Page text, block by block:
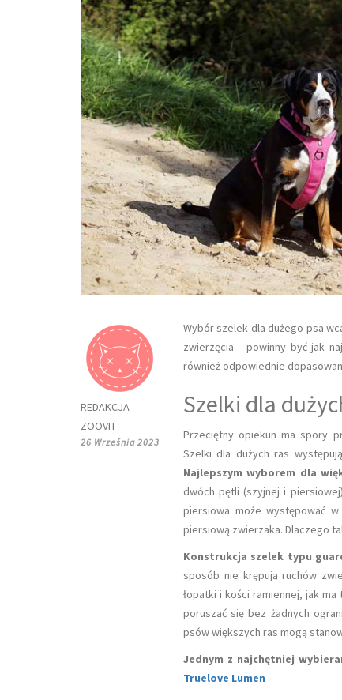
REDAKCJA
ZOOVIT
26 Września 2023
Wybór szelek dla dużego psa
zwierzęcia - powinny być jak
również odpowiednie
Szelki dla
Przeciętny opiekun ma spory
Szelki dla dużych ras
Najlepszym wyborem dla
dwóch pętli (szyjnej i
piersiowa może występować
piersiową zwierzaka. Dlaczego
Konstrukcja szelek typu
sposób nie krępują ruchów
łopatki i kości ramiennej, jak
poruszać się bez żadnych
psów większych ras mogą
Jednym z najchętniej
Truelove Lumen